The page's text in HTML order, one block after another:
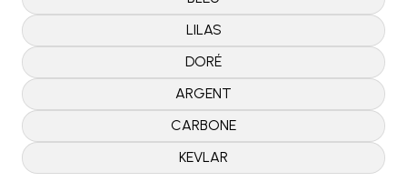
LILAS
DORÉ
ARGENT
CARBONE
KEVLAR